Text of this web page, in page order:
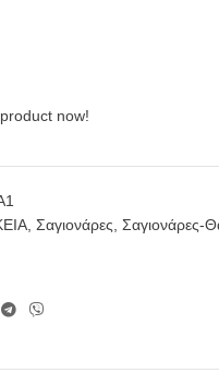
now!
, Σαγιονάρες Σαγιονάρες-